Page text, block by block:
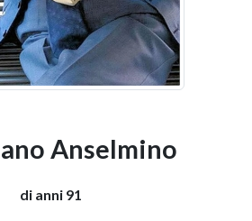
Anselmino
di anni 91